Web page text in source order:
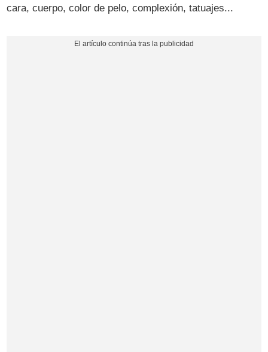
cara, cuerpo, color de pelo, complexión, tatuajes...